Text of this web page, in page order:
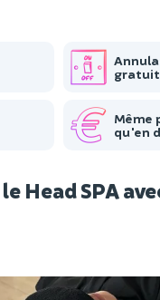
Même
qu'en
Head SPA